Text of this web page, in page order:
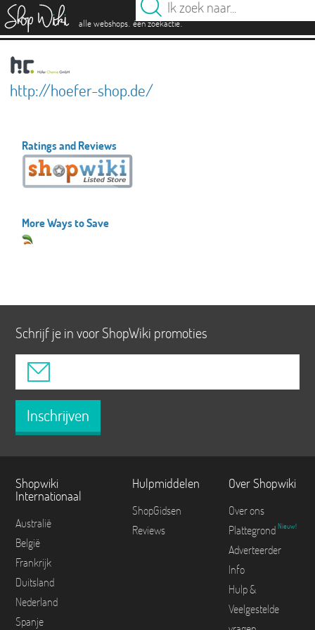
alle webshops. één zoekactie.
http://hoefer-shop.de/
Ratings and Reviews
More Ways to Save
Schrijf je in voor ShopWiki promoties
Inschrijven
Shopwiki
Internationaal
Australië
België
Frankrijk
Duitsland
Nederland
Spanje
Hulpmiddelen
ShopGidsen
Reviews
Over Shopwiki
Over ons
Plattegrond Nieuw!
Adverteerder
Info
Hulp &
Veelgestelde